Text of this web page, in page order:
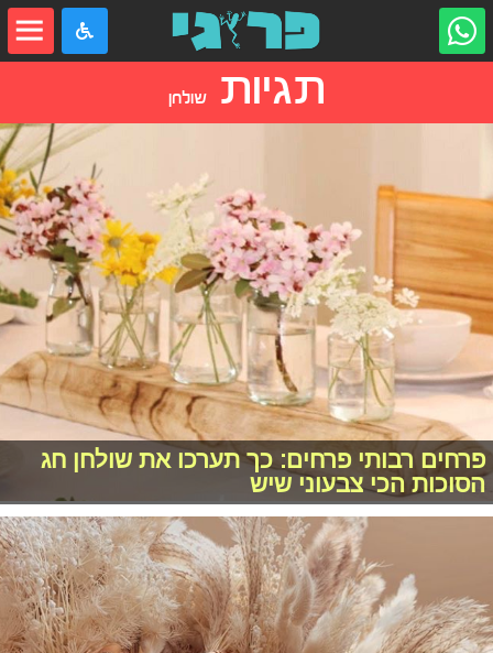
תגיותשולחן
פרחים רבותי פרחים: כך תערכו את שולחן חג
הסוכות הכי צבעוני שיש